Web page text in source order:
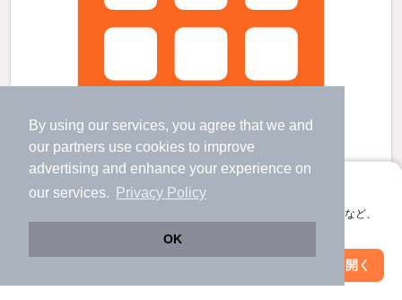
By using our services, you agree that we and
our partners use cookies to improve
advertising and enhance your experience on
our services.
Privacy Policy
OK
アプリに切り替えて、サクサクお部屋探し
会員登録なしですぐ使える。マップ検索やお気に入り保存など、
アプリを開く
ルッシェ春日公園の賃貸物件
絞り込み条件を変更